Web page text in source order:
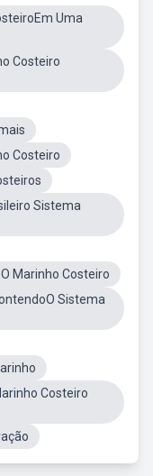
Uma
Costeiro
Costeiro
Sistema
Marinho Costeiro
Sistema
Costeiro